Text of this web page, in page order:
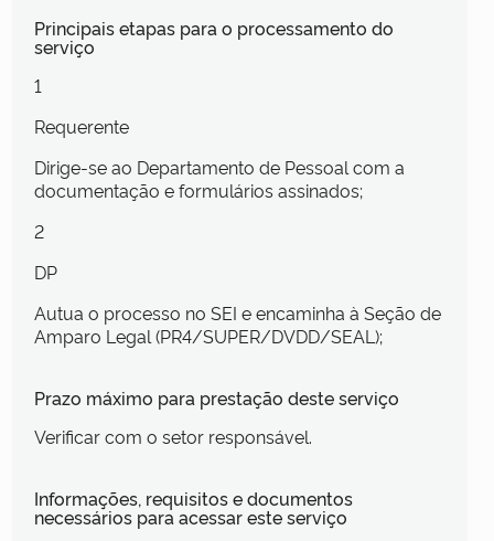
Principais etapas para o processamento do
serviço
1
Requerente
Dirige-se ao Departamento de Pessoal com a
documentação e formulários assinados;
2
DP
Autua o processo no SEI e encaminha à Seção de
Amparo Legal (PR4/SUPER/DVDD/SEAL);
Prazo máximo para prestação deste serviço
Verificar com o setor responsável.
Informações, requisitos e documentos
necessários para acessar este serviço